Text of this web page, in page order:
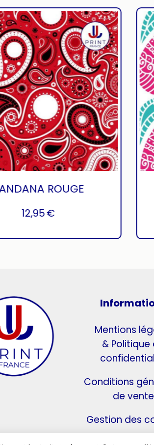
€
Mentions
& Politique
Conditions
de vente
Gestion des